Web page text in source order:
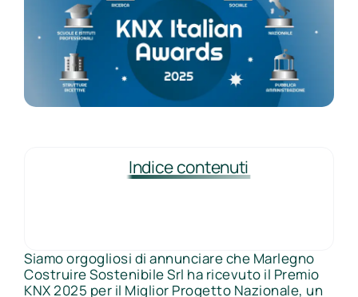
Indice contenuti
Siamo orgogliosi di annunciare che Marlegno
Costruire Sostenibile Srl ha ricevuto il Premio
KNX 2025 per il Miglior Progetto Nazionale, un